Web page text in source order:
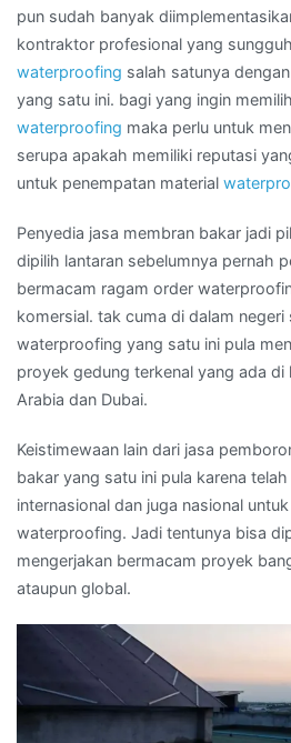
BANJARMASIN
pun sudah banyak
kontraktor profesional yang
waterproofing salah satunya
yang satu ini. bagi yang ingin
waterproofing maka perlu untuk
serupa apakah memiliki reputasi
untuk penempatan material
Penyedia jasa membran bakar jadi
dipilih lantaran sebelumnya pernah
bermacam ragam order
komersial. tak cuma di dalam negeri
waterproofing yang satu ini pula
proyek gedung terkenal yang ada di
Arabia dan Dubai.
Keistimewaan lain dari jasa
bakar yang satu ini pula karena
internasional dan juga nasional
waterproofing. Jadi tentunya bisa
mengerjakan bermacam proyek
ataupun global.